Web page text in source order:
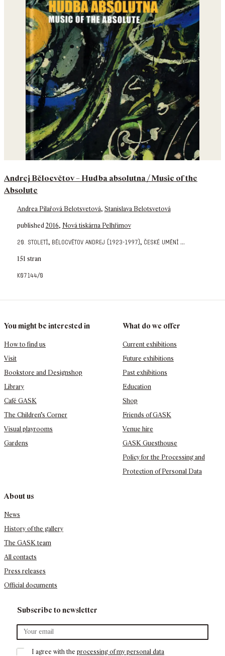
Andrej Bělocvětov – Hudba absolutna / Music of the
Absolute
Andrea Pilařová Belotsvetová, Stanislava Belotsvetová
published 2016, Nová tiskárna Pelhřimov
20. století, bělocvětov andrej (1923-1997), české umění ...
151 stran
k07144/0
You might be interested in
How to find us
Visit
Bookstore and Designshop
Library
Café GASK
The Children’s Corner
Visual playrooms
Gardens
What do we offer
Current exhibitions
Future exhibitions
Past exhibitions
Education
Shop
Friends of GASK
Venue hire
GASK Guesthouse
Policy for the Processing and
Protection of Personal Data
About us
News
History of the gallery
The GASK team
All contacts
Press releases
Official documents
Subscribe to newsletter
I agree with the processing of my personal data